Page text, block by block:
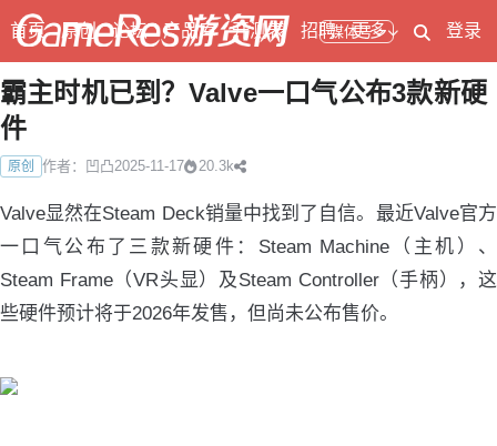
媒体号
首页 原创 论坛 产品库 开测表 招聘 更多 登录
霸主时机已到？Valve一口气公布3款新硬
件
原创 作者：凹凸2025-11-17 20.3k
Valve显然在Steam Deck销量中找到了自信。最近Valve官方
一口气公布了三款新硬件：Steam Machine（主机）、
Steam Frame（VR头显）及Steam Controller（手柄），这
些硬件预计将于2026年发售，但尚未公布售价。